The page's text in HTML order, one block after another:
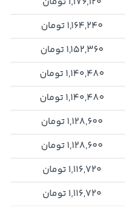
1,164,240تومان
1,152,360تومان
1,140,480تومان
1,140,480تومان
1,128,600تومان
1,128,600تومان
1,116,720تومان
1,116,720تومان